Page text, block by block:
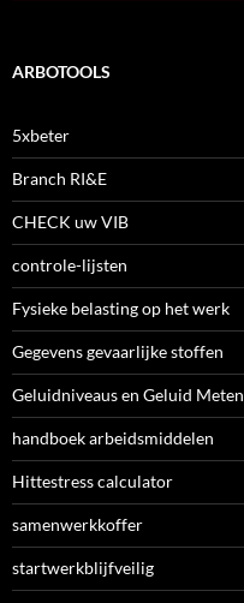
ARBOTOOLS
5xbeter
Branch RI&E
CHECK uw VIB
controle-lijsten
Fysieke belasting op het werk
Gegevens gevaarlijke stoffen
Geluidniveaus en Geluid Meten
handboek arbeidsmiddelen
Hittestress calculator
samenwerkkoffer
startwerkblijfveilig